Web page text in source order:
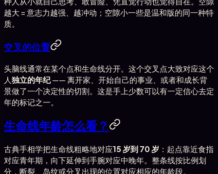
越大 = 意志力越强、越冲动；空隙小一些是温和版的同一种特
质。
交叉的位置
头脑线通常在某个点和生命线分开。这个交叉点大致对应这个
人独立的年纪—— 离开家、开始自己的事业、或者和成长背
景做了一个决定性的切割。这是手上少数可以有一定信心去定
年的标记之一。
生命线年龄怎么看？
古典手相学把生命线粗略地对应15 岁到 70 岁 ：起点靠近食指
对应青年期，向下延伸到手腕对应中晚年。整条线按比例划
分，断裂、岛纹或分叉出现的位置对应相应的年龄段。